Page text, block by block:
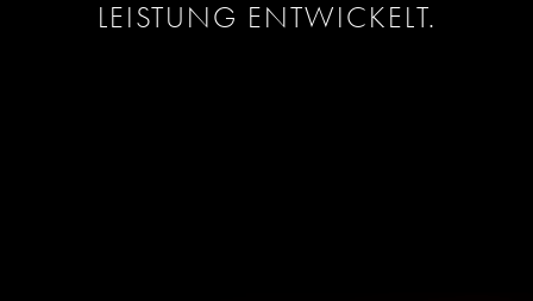
LEISTUNG ENTWICKELT.